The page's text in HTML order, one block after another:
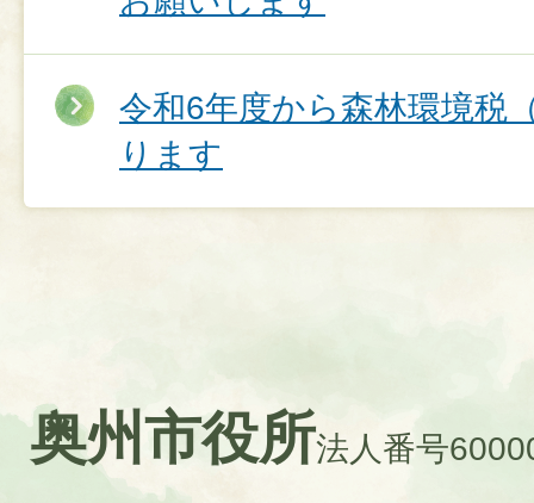
令和6年度から森林環境税
ります
奥州市役所法人番号